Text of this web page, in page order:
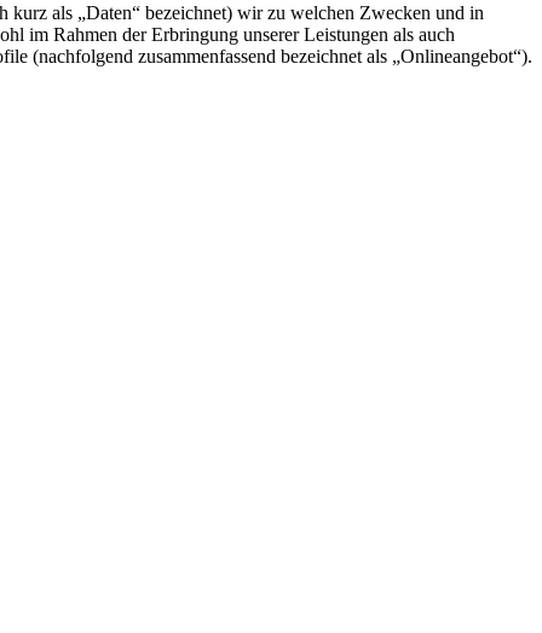
kurz als „Daten“ bezeichnet) wir zu welchen Zwecken und in
im Rahmen der Erbringung unserer Leistungen als auch
(nachfolgend zusammenfassend bezeichnet als „Onlineangebot“).